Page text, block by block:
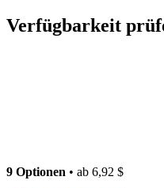
Verfügbarkeit
9 Optionen • ab 6,92 $